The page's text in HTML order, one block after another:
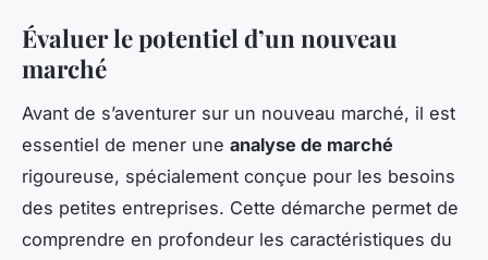
Évaluer le potentiel d’un nouveau
marché
Avant de s’aventurer sur un nouveau marché, il est
essentiel de mener une analyse de marché
rigoureuse, spécialement conçue pour les besoins
des petites entreprises. Cette démarche permet de
comprendre en profondeur les caractéristiques du